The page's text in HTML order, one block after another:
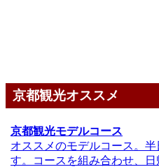
京都観光オススメ
京都観光モデルコース
オススメのモデルコース。
す。コースを組み合わせ、